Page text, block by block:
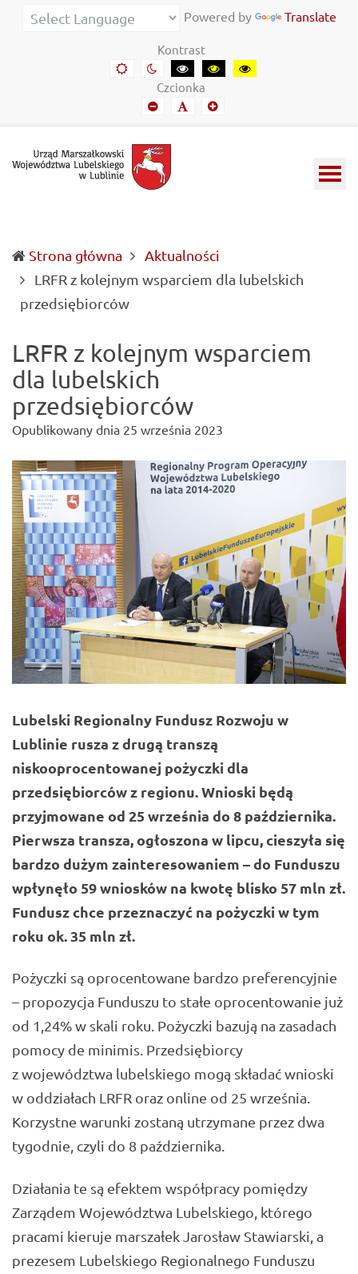
Urząd
Informacje
Lubelszczyźnie
Powered by Translate
Kontrast
Domyślny
kontrast
Kontrast
nocny
Kontrast
czarny-
biały
Kontrast
czarny-
Kontrast
żółto-
Czcionka
Mniejszy
font
Domyślny
font
Mniejszy
Strona główna
Aktualności
LRFR z kolejnym wsparciem dla lubelskich
przedsiębiorców(current)
LRFR z kolejnym wsparciem
dla lubelskich
przedsiębiorców
Opublikowany dnia 25 września 2023
Lubelski Regionalny Fundusz Rozwoju w
Lublinie rusza z drugą transzą
niskooprocentowanej pożyczki dla
przedsiębiorców z regionu. Wnioski będą
przyjmowane od 25 września do 8 października.
Pierwsza transza, ogłoszona w lipcu, cieszyła się
bardzo dużym zainteresowaniem – do Funduszu
wpłynęło 59 wniosków na kwotę blisko 57 mln zł.
Fundusz chce przeznaczyć na pożyczki w tym
roku ok. 35 mln zł.
Pożyczki są oprocentowane bardzo preferencyjnie
– propozycja Funduszu to stałe oprocentowanie już
od 1,24% w skali roku. Pożyczki bazują na zasadach
pomocy de minimis. Przedsiębiorcy
z województwa lubelskiego mogą składać wnioski
w oddziałach LRFR oraz online od 25 września.
Korzystne warunki zostaną utrzymane przez dwa
tygodnie, czyli do 8 października.
Działania te są efektem współpracy pomiędzy
Zarządem Województwa Lubelskiego, którego
pracami kieruje marszałek Jarosław Stawiarski , a
prezesem Lubelskiego Regionalnego Funduszu